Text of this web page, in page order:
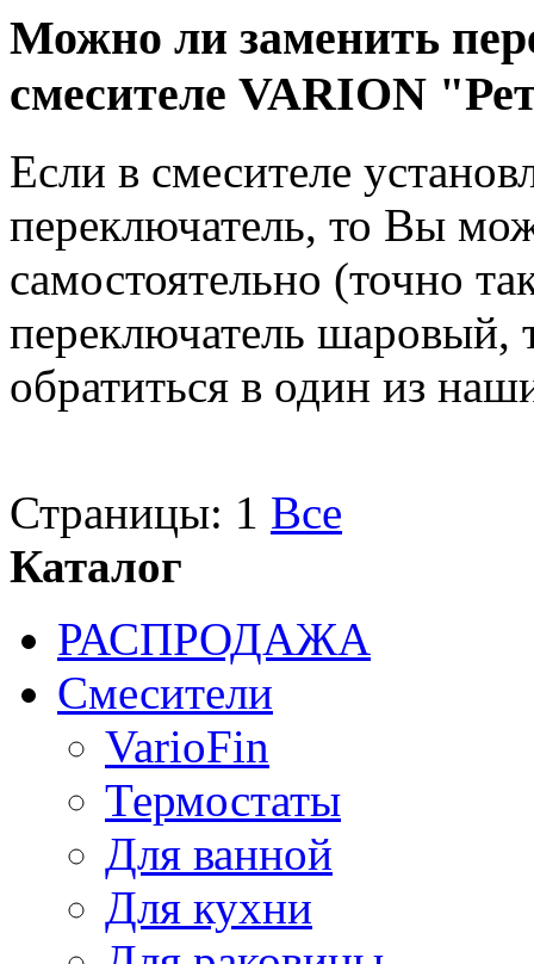
Можно ли заменить
смесителе VARION
Если в смесителе
переключатель, то Вы
самостоятельно (точно
переключатель шаровый,
обратиться в один из
Страницы: 1 Все
Каталог
РАСПРОДАЖА
Смесители
VarioFin
Термостаты
Для ванной
Для кухни